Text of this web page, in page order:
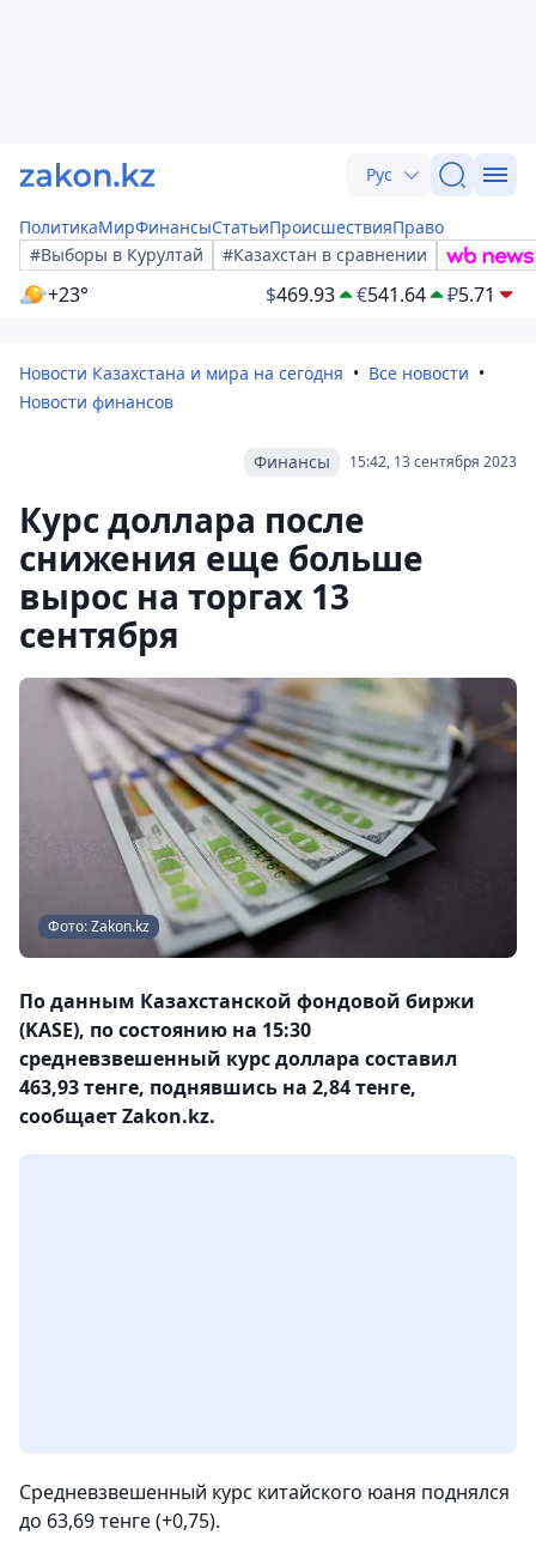
Рус
ПолитикаМирФинансыСтатьиПроисшествияПраво
#Выборы в Курултай
#Казахстан в сравнении
+23° $469.93 €541.64 ₽5.71
Новости Казахстана и мира на сегодня
Все новости
Новости финансов
15:42, 13 сентября 2023
Финансы
Курс доллара после
снижения еще больше
вырос на торгах 13
сентября
Фото: Zakon.kz
По данным Казахстанской фондовой биржи
(KASE), по состоянию на 15:30
средневзвешенный курс доллара составил
463,93 тенге, поднявшись на 2,84 тенге,
сообщает Zakon.kz.
Средневзвешенный курс китайского юаня поднялся
до 63,69 тенге (+0,75).